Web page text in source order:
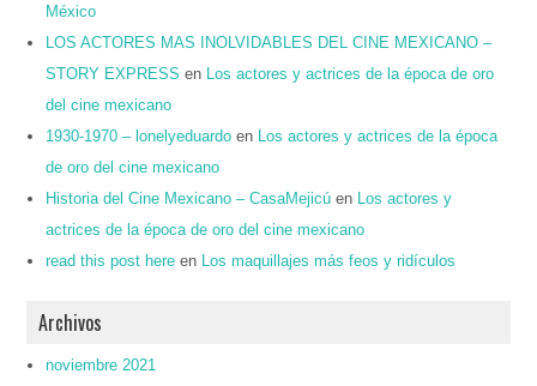
México
LOS ACTORES MAS INOLVIDABLES DEL CINE MEXICANO –
STORY EXPRESS en Los actores y actrices de la época de oro
del cine mexicano
1930-1970 – lonelyeduardo en Los actores y actrices de la época
de oro del cine mexicano
Historia del Cine Mexicano – CasaMejicú en Los actores y
actrices de la época de oro del cine mexicano
read this post here en Los maquillajes más feos y ridículos
Archivos
noviembre 2021